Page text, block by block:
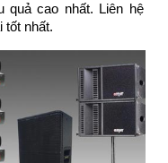
quả cao nhất. Liên hệ
tốt nhất.